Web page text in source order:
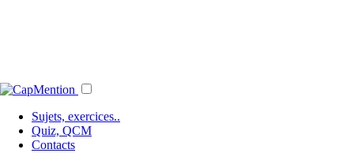
Sujets, exercices..
Quiz, QCM
Contacts